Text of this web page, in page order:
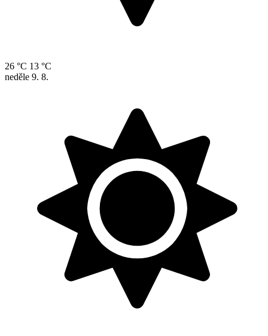
26 °C 13 °C
neděle 9. 8.